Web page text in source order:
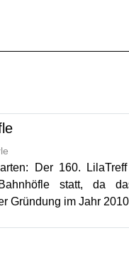
Der 160.
statt, da
Gründung im Jahr 2010